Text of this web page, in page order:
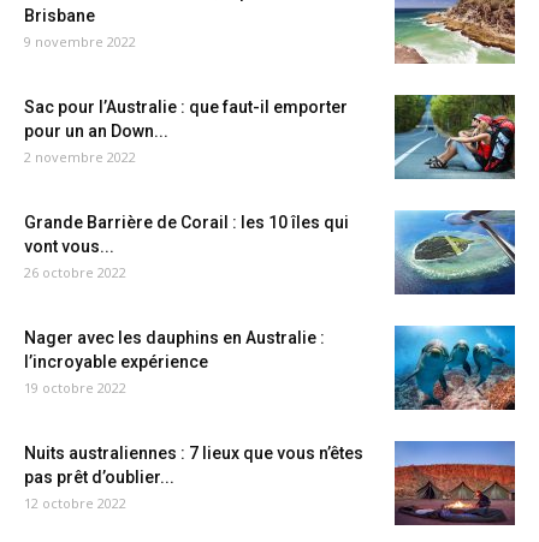
Brisbane
9 novembre 2022
Sac pour l’Australie : que faut-il emporter
pour un an Down...
2 novembre 2022
Grande Barrière de Corail : les 10 îles qui
vont vous...
26 octobre 2022
Nager avec les dauphins en Australie :
l’incroyable expérience
19 octobre 2022
Nuits australiennes : 7 lieux que vous n’êtes
pas prêt d’oublier...
12 octobre 2022